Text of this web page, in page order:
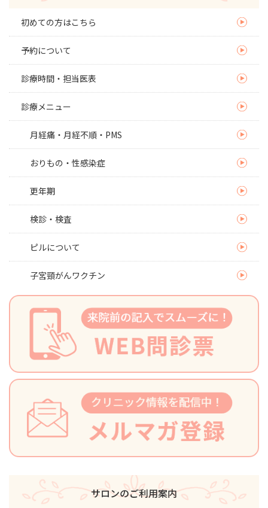
初めての方はこちら
予約について
診療時間・担当医表
診療メニュー
月経痛・月経不順・PMS
おりもの・性感染症
更年期
検診・検査
ピルについて
子宮頸がんワクチン
サロンのご利用案内